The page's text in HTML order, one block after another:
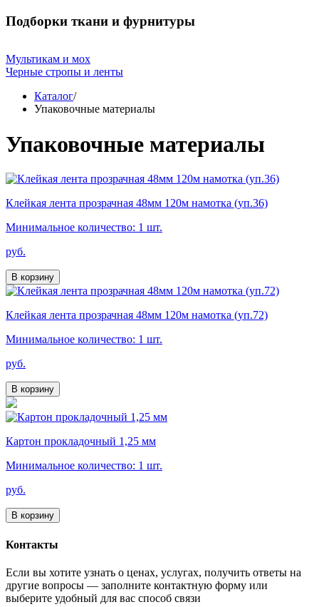
Подборки ткани и фурнитуры
Мультикам и мох
Черные стропы и ленты
Каталог/
Упаковочные материалы
Упаковочные материалы
Клейкая лента прозрачная 48мм 120м намотка (уп.36)
Минимальное количество: 1 шт.
руб.
В корзину
Клейкая лента прозрачная 48мм 120м намотка (уп.72)
Минимальное количество: 1 шт.
руб.
В корзину
Картон прокладочный 1,25 мм
Минимальное количество: 1 шт.
руб.
В корзину
Контакты
Если вы хотите узнать о ценах, услугах, получить ответы на
другие вопросы — заполните контактную форму или
выберите удобный для вас способ связи